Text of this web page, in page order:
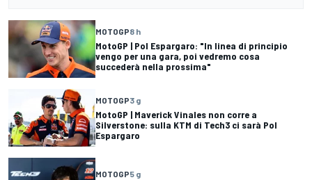
MOTOGP8 h
MotoGP | Pol Espargaro: "In linea di principio
vengo per una gara, poi vedremo cosa
succederà nella prossima"
MOTOGP3 g
MotoGP | Maverick Vinales non corre a
Silverstone: sulla KTM di Tech3 ci sarà Pol
Espargaro
MOTOGP5 g